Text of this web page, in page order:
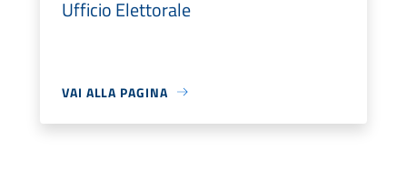
Ufficio Elettorale
VAI ALLA PAGINA